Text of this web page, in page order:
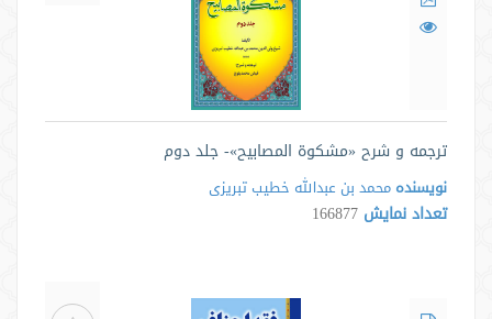
ترجمه و شرح «مشکوة المصابیح»- جلد دوم
نویسنده محمد بن عبدالله خطیب تبریزی
تعداد نمایش 166877